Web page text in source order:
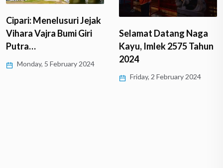
Cipari: Menelusuri Jejak
Vihara Vajra Bumi Giri
Putra…
Monday, 5 February 2024
Selamat Datang Naga
Kayu, Imlek 2575 Tahun
2024
Friday, 2 February 2024